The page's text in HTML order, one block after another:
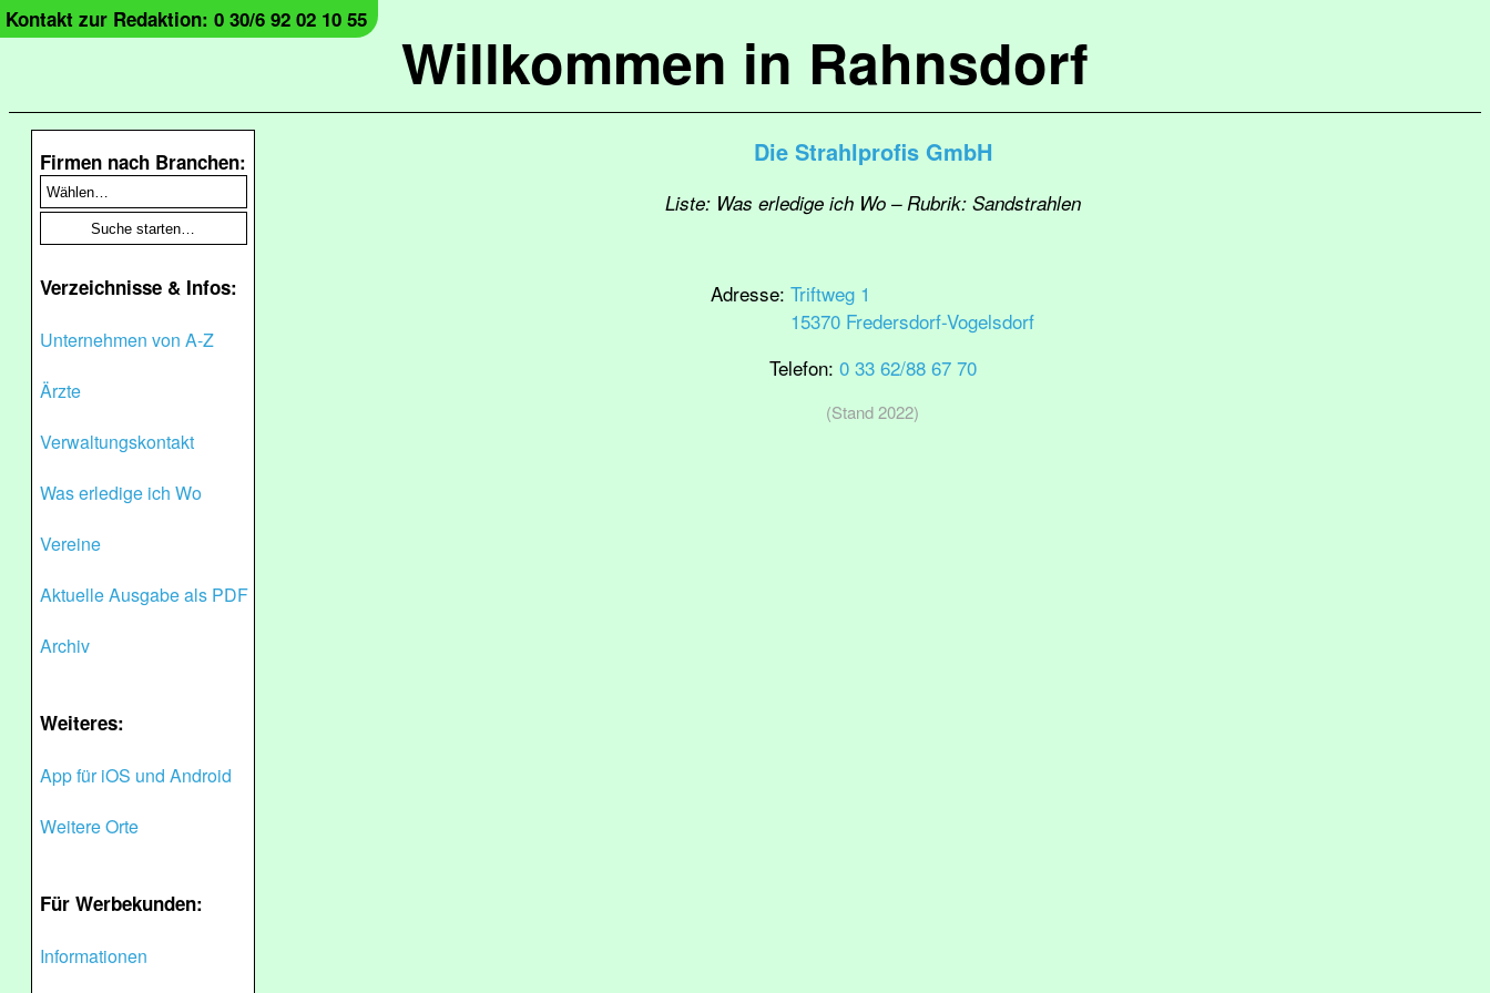
Willkommen in Rahnsdorf
Kontakt zur Redaktion: 0 30/6 92 02 10 55
Firmen nach Branchen:
Verzeichnisse & Infos:
Unternehmen von A-Z
Ärzte
Verwaltungskontakt
Was erledige ich Wo
Vereine
Aktuelle Ausgabe als PDF
Archiv
Weiteres:
App für iOS und Android
Weitere Orte
Für Werbekunden:
Informationen
Die Strahlprofis GmbH
Liste: Was erledige ich Wo – Rubrik: Sandstrahlen
Adresse: Triftweg 1
15370 Fredersdorf-Vogelsdorf
Telefon: 0 33 62/88 67 70
(Stand 2022)